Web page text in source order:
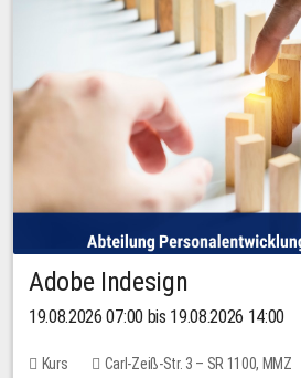
Adobe Indesign
19.08.2026 07:00 bis 19.08.2026 14:00
Kurs Carl-Zeiß-Str. 3 – SR 1100, MMZ